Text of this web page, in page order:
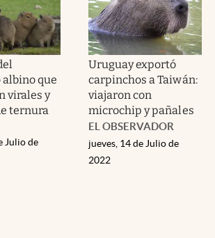
que
virales y
ternura
Julio de
Uruguay exportó
carpinchos a Taiwán:
viajaron con
microchip y pañales
EL OBSERVADOR
jueves, 14 de Julio de
2022